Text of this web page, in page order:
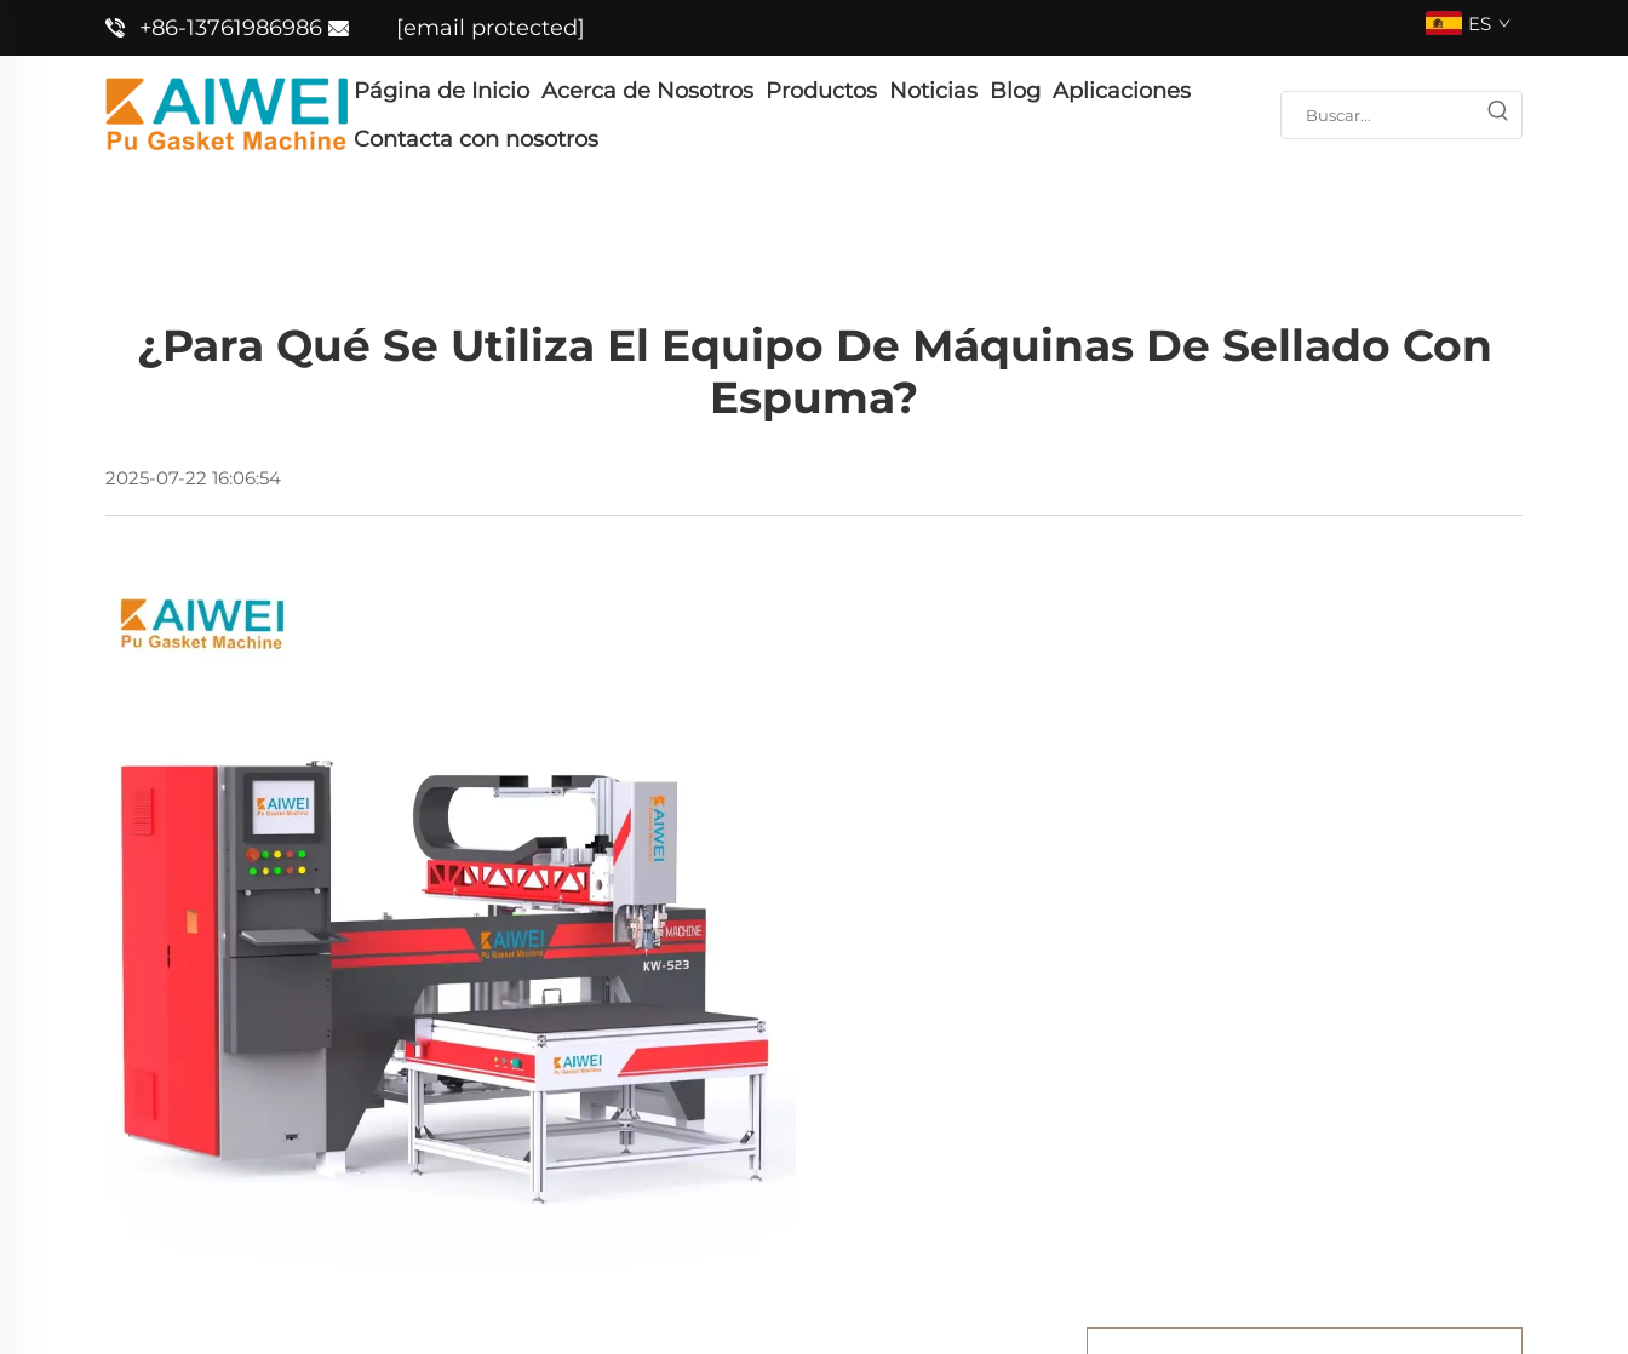
+86-13761986986 [email protected] ES
Página de Inicio Acerca de Nosotros Productos Noticias Blog Aplicaciones
Contacta con nosotros
¿Para Qué Se Utiliza El Equipo De Máquinas De Sellado Con
Espuma?
2025-07-22 16:06:54